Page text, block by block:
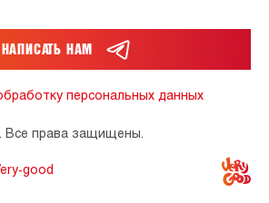
НАПИСАТЬ НАМ
персональных данных
. Все права защищены.
good